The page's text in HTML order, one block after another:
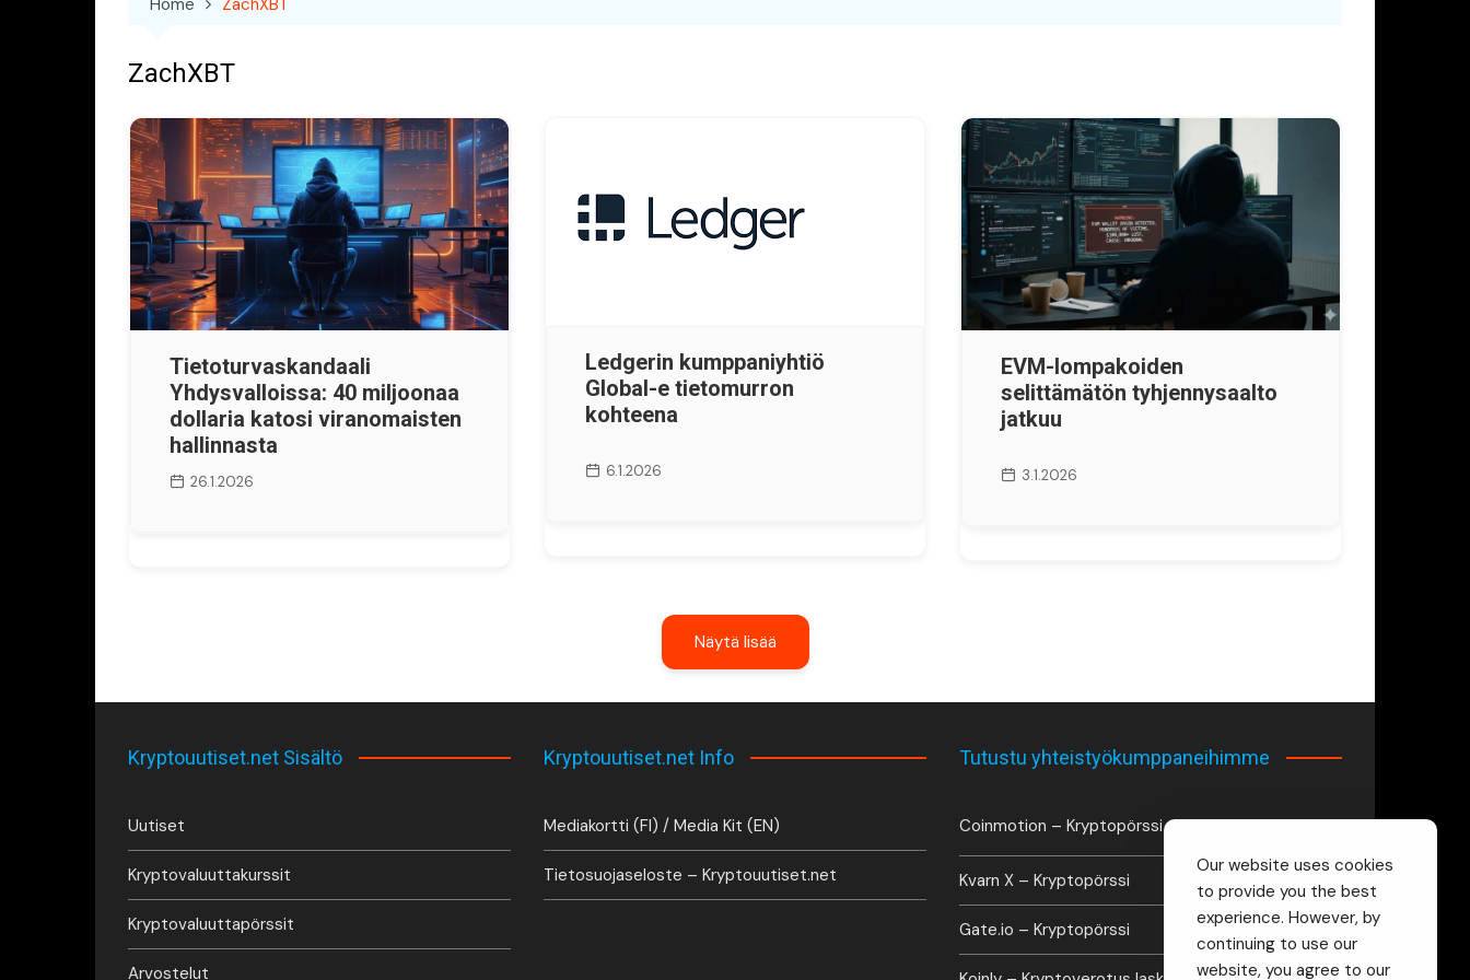
ZachXBT
Tietoturvaskandaali
Yhdysvalloissa: 40 miljoonaa
dollaria katosi viranomaisten
hallinnasta
26.1.2026
Ledgerin kumppaniyhtiö
Global-e tietomurron
kohteena
6.1.2026
EVM-lompakoiden
selittämätön tyhjennysaalto
jatkuu
3.1.2026
Näytä lisää
Kryptouutiset.net Sisältö
Uutiset
Kryptovaluuttakurssit
Kryptovaluuttapörssit
Arvostelut
Kryptouutiset.net Info
Mediakortti (FI) / Media Kit (EN)
Tietosuojaseloste – Kryptouutiset.net
Tutustu yhteistyökumppaneihimme
Coinmotion – Kryptopörssi
Kvarn X – Kryptopörssi
Gate.io – Kryptopörssi
Our website uses cookies
to provide you the best
experience. However, by
continuing to use our
website, you agree to our